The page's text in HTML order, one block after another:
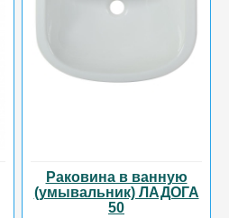
Раковина в ванную
(умывальник) ЛАДОГА
50